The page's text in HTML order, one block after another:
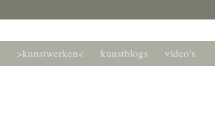
>kunstwerken< kunstblogs video's